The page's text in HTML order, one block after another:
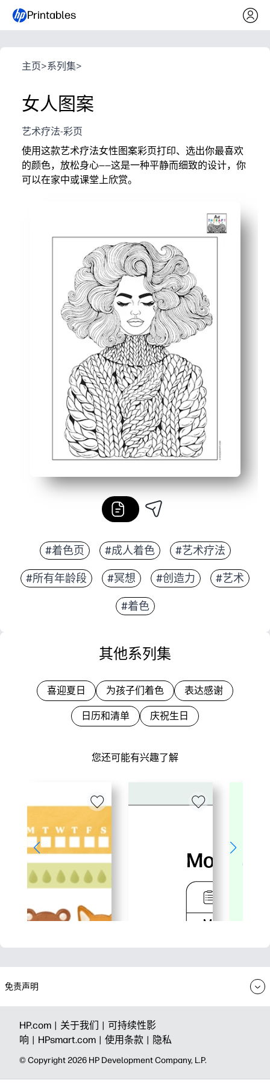
Printables
主页>系列集>
女人图案
艺术疗法-彩页
使用这款艺术疗法女性图案彩页打印、选出你最喜欢
的颜色，放松身心——这是一种平静而细致的设计，你
可以在家中或课堂上欣赏。
错综复杂的线条锻炼有助于你集中精力、放松和培养精
适合任何计划——可在课堂、艺术中心、雨天或正念大
随心所欲地重印，尝试使用蜡笔、记号笔或铅笔的新调
#着色页 #成人着色 #艺术疗法
#所有年龄段 #冥想 #创造力 #艺术
#着色
您还可能有兴趣了解
其他系列集
喜迎夏日 为孩子们着色 表达感谢
日历和清单 庆祝生日
免责声明
HP.com | 关于我们 | 可持续性影
响 | HPsmart.com | 使用条款 | 隐私
© Copyright 2026 HP Development Company, L.P.